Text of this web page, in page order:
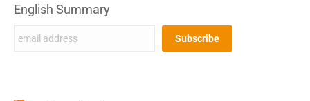
English Summary